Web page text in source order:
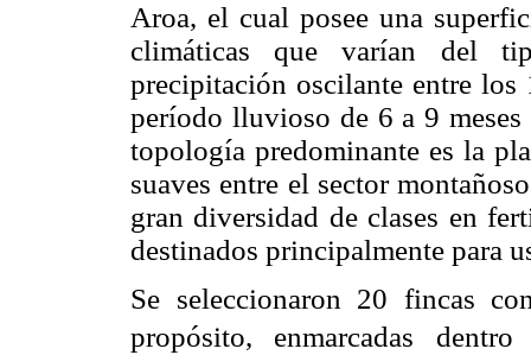
Aroa, el cual posee una
climáticas que varían del
precipitación oscilante entre
período lluvioso de 6 a 9
topología predominante es la
suaves entre el sector
gran diversidad de clases en
destinados principalmente para
Se seleccionaron 20 fincas
propósito, enmarcadas